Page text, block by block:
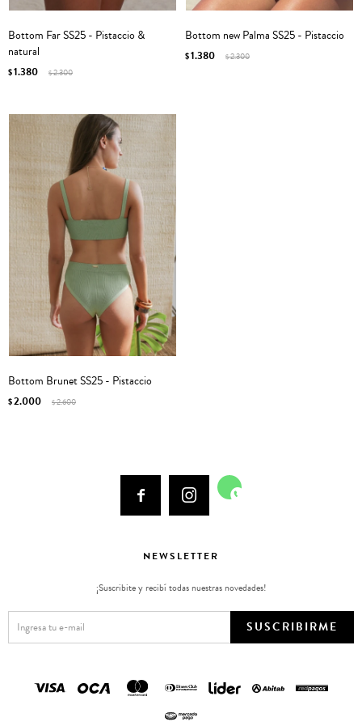
Bottom Far SS25 - Pistaccio &
natural
$1.380 $2.300
Bottom new Palma SS25 - Pistaccio
$1.380 $2.300
Bottom Brunet SS25 - Pistaccio
$2.000 $2.600
  
NEWSLETTER
¡Suscribite y recibí todas nuestras novedades!
SUSCRIBIRME